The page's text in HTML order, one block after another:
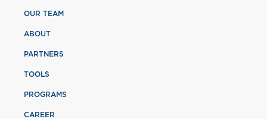
OUR TEAM
ABOUT
PARTNERS
TOOLS
PROGRAMS
CAREER